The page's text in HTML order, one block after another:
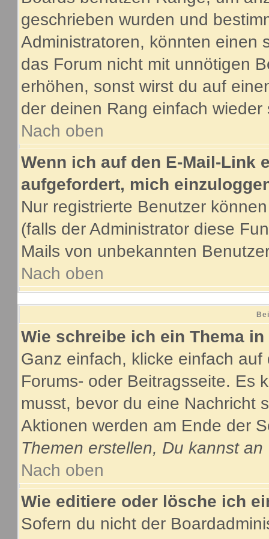
geschrieben wurden und
Administratoren, könnten einen
das Forum nicht mit unnötigen
erhöhen, sonst wirst du auf
der deinen Rang einfach wieder
Nach oben
Wenn ich auf den E-Mail-Link
aufgefordert, mich
Nur registrierte Benutzer
(falls der Administrator diese
Mails von unbekannten
Nach oben
Wie schreibe ich ein Thema
Ganz einfach, klicke einfach
Forums- oder Beitragsseite. Es
musst, bevor du eine Nachricht
Aktionen werden am Ende der
Themen erstellen, Du kannst
Nach oben
Wie editiere oder lösche ich
Sofern du nicht der